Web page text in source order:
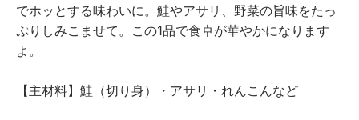
でホッとする味わいに。鮭やアサリ、野菜の旨味をたっ
ぷりしみこませて。この1品で食卓が華やかになります
よ。
【主材料】鮭（切り身）・アサリ・れんこんなど